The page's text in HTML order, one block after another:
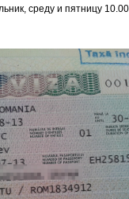
среду и пятницу